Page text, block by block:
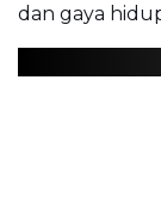
dan gaya